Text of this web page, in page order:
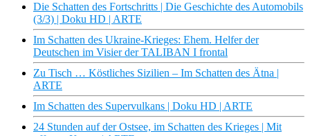
Die Schatten des Fortschritts | Die Geschichte des Automobils
(3/3) | Doku HD | ARTE
Im Schatten des Ukraine-Krieges: Ehem. Helfer der
Deutschen im Visier der TALIBAN I frontal
Zu Tisch … Köstliches Sizilien – Im Schatten des Ätna |
ARTE
Im Schatten des Supervulkans | Doku HD | ARTE
24 Stunden auf der Ostsee, im Schatten des Krieges | Mit